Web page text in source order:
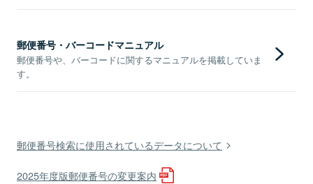
郵便番号・バーコードマニュアル
郵便番号や、バーコードに関するマニュアルを掲載していま
す。
郵便番号検索に使用されているデータについて
2025年度版郵便番号の変更案内